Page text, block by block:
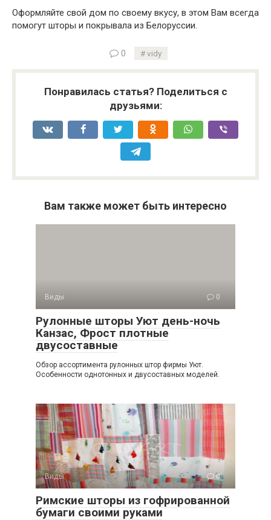
Оформляйте свой дом по своему вкусу, в этом Вам всегда
помогут шторы и покрывала из Белоруссии.
0 vidy
Понравилась статья? Поделиться с
друзьями:
Вам также может быть интересно
Виды 0
Рулонные шторы Уют день-ночь
Канзас, Фрост плотные
двусоставные
Обзор ассортимента рулонных штор фирмы Уют.
Особенности однотонных и двусоставных моделей.
Виды 0
Римские шторы из гофрированной
бумаги своими руками